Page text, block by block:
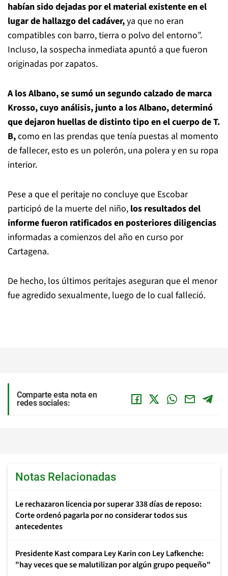
habían sido dejadas por el material existente en el
lugar de hallazgo del cadáver,ya que no eran
compatibles con barro, tierra o polvo del entorno”.
Incluso, la sospecha inmediata apuntó a que fueron
originadas por zapatos.
A los Albano, se sumó un segundo calzado de marca
Krosso, cuyo análisis, junto a los Albano, determinó
que dejaron huellas de distinto tipo en el cuerpo de T.
B,como en las prendas que tenía puestas al momento
de fallecer, esto es un polerón, una polera y en su ropa
interior.
Pese a que el peritaje no concluye que Escobar
participó de la muerte del niño, los resultados del
informe fueron ratificados en posteriores diligencias
informadas a comienzos del año en curso por
Cartagena.
De hecho, los últimos peritajes aseguran que el menor
fue agredido sexualmente, luego de lo cual falleció.
Comparte esta nota en
redes sociales:
Notas Relacionadas
Le rechazaron licencia por superar 338 días de reposo:
Corte ordenó pagarla por no considerar todos sus
antecedentes
Presidente Kast compara Ley Karin con Ley Lafkenche:
"hay veces que se malutilizan por algún grupo pequeño"